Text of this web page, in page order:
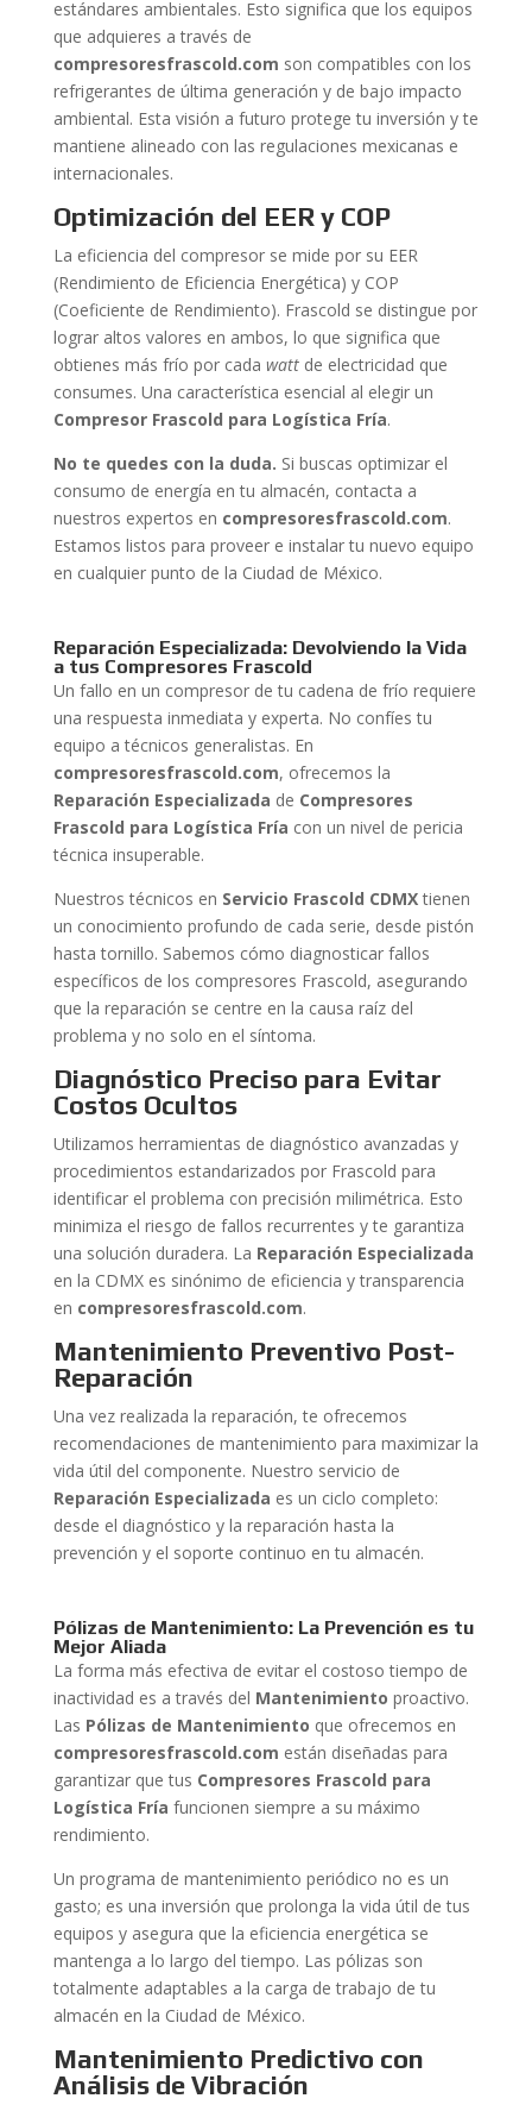
estándares ambientales. Esto significa que los equipos
que adquieres a través de
compresoresfrascold.com son compatibles con los
refrigerantes de última generación y de bajo impacto
ambiental. Esta visión a futuro protege tu inversión y te
mantiene alineado con las regulaciones mexicanas e
internacionales.
Optimización del EER y COP
La eficiencia del compresor se mide por su EER
(Rendimiento de Eficiencia Energética) y COP
(Coeficiente de Rendimiento). Frascold se distingue por
lograr altos valores en ambos, lo que significa que
obtienes más frío por cada wattde electricidad que
consumes. Una característica esencial al elegir un
Compresor Frascold para Logística Fría.
No te quedes con la duda. Si buscas optimizar el
consumo de energía en tu almacén, contacta a
nuestros expertos en compresoresfrascold.com.
Estamos listos para proveer e instalar tu nuevo equipo
en cualquier punto de la Ciudad de México.
Reparación Especializada: Devolviendo la Vida
a tus Compresores Frascold
Un fallo en un compresor de tu cadena de frío requiere
una respuesta inmediata y experta. No confíes tu
equipo a técnicos generalistas. En
compresoresfrascold.com, ofrecemos la
Reparación Especializada de Compresores
Frascold para Logística Fría con un nivel de pericia
técnica insuperable.
Nuestros técnicos en Servicio Frascold CDMXtienen
un conocimiento profundo de cada serie, desde pistón
hasta tornillo. Sabemos cómo diagnosticar fallos
específicos de los compresores Frascold, asegurando
que la reparación se centre en la causa raíz del
problema y no solo en el síntoma.
Diagnóstico Preciso para Evitar
Costos Ocultos
Utilizamos herramientas de diagnóstico avanzadas y
procedimientos estandarizados por Frascold para
identificar el problema con precisión milimétrica. Esto
minimiza el riesgo de fallos recurrentes y te garantiza
una solución duradera. La Reparación Especializada
en la CDMX es sinónimo de eficiencia y transparencia
en compresoresfrascold.com.
Mantenimiento Preventivo Post-
Reparación
Una vez realizada la reparación, te ofrecemos
recomendaciones de mantenimiento para maximizar la
vida útil del componente. Nuestro servicio de
Reparación Especializada es un ciclo completo:
desde el diagnóstico y la reparación hasta la
prevención y el soporte continuo en tu almacén.
Pólizas de Mantenimiento: La Prevención es tu
Mejor Aliada
La forma más efectiva de evitar el costoso tiempo de
inactividad es a través del Mantenimiento proactivo.
Las Pólizas de Mantenimiento que ofrecemos en
compresoresfrascold.com están diseñadas para
garantizar que tus Compresores Frascold para
Logística Fría funcionen siempre a su máximo
rendimiento.
Un programa de mantenimiento periódico no es un
gasto; es una inversión que prolonga la vida útil de tus
equipos y asegura que la eficiencia energética se
mantenga a lo largo del tiempo. Las pólizas son
totalmente adaptables a la carga de trabajo de tu
almacén en la Ciudad de México.
Mantenimiento Predictivo con
Análisis de Vibración